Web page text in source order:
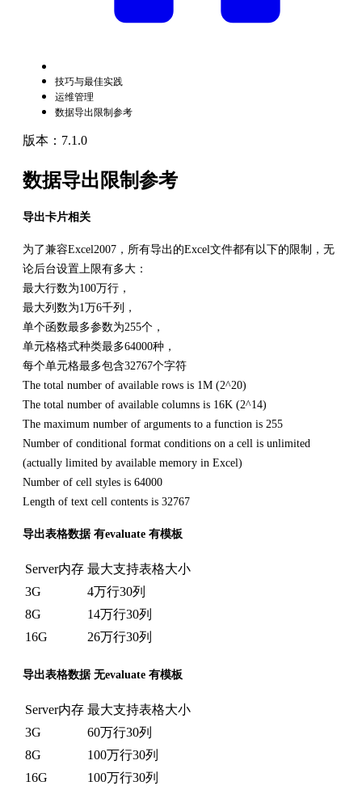
技巧与最佳实践
运维管理
数据导出限制参考
版本：7.1.0
数据导出限制参考
导出卡片相关
为了兼容Excel2007，所有导出的Excel文件都有以下的限制，无
论后台设置上限有多大：
最大行数为100万行，
最大列数为1万6千列，
单个函数最多参数为255个，
单元格格式种类最多64000种，
每个单元格最多包含32767个字符
The total number of available rows is 1M (2^20)
The total number of available columns is 16K (2^14)
The maximum number of arguments to a function is 255
Number of conditional format conditions on a cell is unlimited
(actually limited by available memory in Excel)
Number of cell styles is 64000
Length of text cell contents is 32767
导出表格数据 有evaluate 有模板
Server内存 最大支持表格大小
3G
4万行30列
8G
14万行30列
16G
26万行30列
导出表格数据 无evaluate 有模板
Server内存 最大支持表格大小
3G
60万行30列
8G
100万行30列
16G
100万行30列